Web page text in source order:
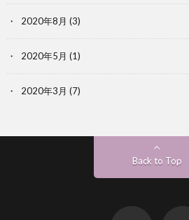
2020年8月 (3)
2020年5月 (1)
2020年3月 (7)
Back to Top